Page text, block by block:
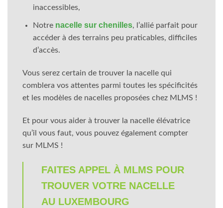
inaccessibles,
Notre nacelle sur chenilles, l’allié parfait pour
accéder à des terrains peu praticables, difficiles
d’accès.
Vous serez certain de trouver la nacelle qui
comblera vos attentes parmi toutes les spécificités
et les modèles de nacelles proposées chez MLMS !
Et pour vous aider à trouver la nacelle élévatrice
qu’il vous faut, vous pouvez également compter
sur MLMS !
FAITES APPEL À MLMS POUR
TROUVER VOTRE NACELLE
AU LUXEMBOURG